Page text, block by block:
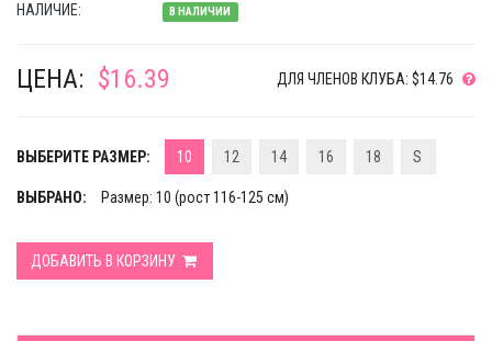
НАЛИЧИЕ:
В НАЛИЧИИ
ЦЕНА: $16.39 ДЛЯ ЧЛЕНОВ КЛУБА: $14.76
ВЫБЕРИТЕ РАЗМЕР: 10 12 14 16 18 S
ВЫБРАНО: Размер: 10 (рост 116-125 см)
ДОБАВИТЬ В КОРЗИНУ